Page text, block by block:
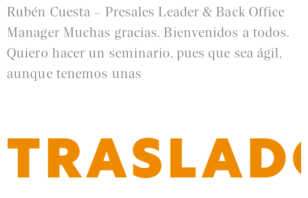
Rubén Cuesta – Presales Leader & Back Office
Manager Muchas gracias. Bienvenidos a todos.
Quiero hacer un seminario, pues que sea ágil,
aunque tenemos unas